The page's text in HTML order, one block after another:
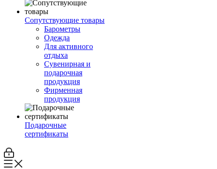
Сопутствующие товары
Барометры
Одежда
Для активного
отдыха
Сувенирная и
подарочная
продукция
Фирменная
продукция
Подарочные
сертификаты